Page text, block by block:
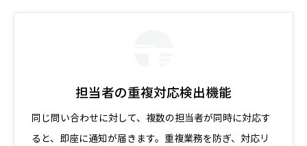
担当者の重複対応検出機能
同じ問い合わせに対して、複数の担当者が同時に対応す
ると、即座に通知が届きます。重複業務を防ぎ、対応リ